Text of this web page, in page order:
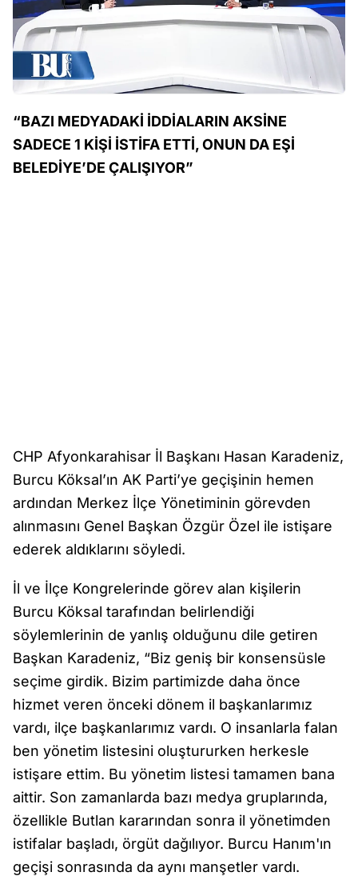
“BAZI MEDYADAKİ İDDİALARIN AKSİNE
SADECE 1 KİŞİ İSTİFA ETTİ, ONUN DA EŞİ
BELEDİYE’DE ÇALIŞIYOR”
CHP Afyonkarahisar İl Başkanı Hasan Karadeniz,
Burcu Köksal’ın AK Parti’ye geçişinin hemen
ardından Merkez İlçe Yönetiminin görevden
alınmasını Genel Başkan Özgür Özel ile istişare
ederek aldıklarını söyledi.
İl ve İlçe Kongrelerinde görev alan kişilerin
Burcu Köksal tarafından belirlendiği
söylemlerinin de yanlış olduğunu dile getiren
Başkan Karadeniz, “Biz geniş bir konsensüsle
seçime girdik. Bizim partimizde daha önce
hizmet veren önceki dönem il başkanlarımız
vardı, ilçe başkanlarımız vardı. O insanlarla falan
ben yönetim listesini oluştururken herkesle
istişare ettim. Bu yönetim listesi tamamen bana
aittir. Son zamanlarda bazı medya gruplarında,
özellikle Butlan kararından sonra il yönetimden
istifalar başladı, örgüt dağılıyor. Burcu Hanım'ın
geçişi sonrasında da aynı manşetler vardı.